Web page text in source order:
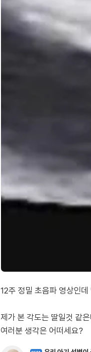
12주 정밀 초음파 영상인
제가 본 각도는 딸일것 같
여러분 생각은 어떠세요?